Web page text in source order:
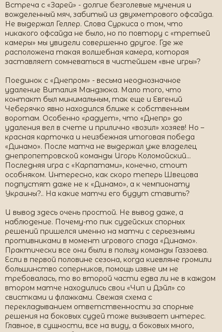
Встреча с «Зарей» - долгие безголевые мучения и
вожделенный мяч, забитый из двухметрового офсайда.
Не выдержал Геллер. Слова Суркиса о том, что
никакого офсайда не было, но по повтору с «третьей
камеры» мы увидели совершенно другое. Где же
расположена такая волшебная камера, которая
заставляет сомневаться в чистейшем «вне игры»?
Поединок с «Днепром» - весьма неоднозначное
удаление Виталия Мандзюка. Мало того, что
контакт был минимальным, так еще и Евгений
Чеберячко явно находился ближе к собственным
воротам. Особенно «радует», что «Днепр» до
удаления вел в счете и прилично «возил» хозяев! Но –
красная карточка и неизбежная итоговая победа
«Динамо». После матча не выдержал уже владелец
днепропетровской команды Игорь Коломойский…
Последняя игра с «Карпатами», конечно, стоит
особняком. Интересно, как скоро теперь Швецова
подпустят даже не к «Динамо», а к чемпионату
Украины?.. На какие матчи его будут ставить?
И вывод здесь очень простой. Не вывод даже, а
наблюдение. Почему-то пик судейских спорных
решений пришелся именно на матчи с серьезными
противниками в момент игрового спада «Динамо».
Практически все они были в пользу команды Газзаева.
Если в первой половине сезона, когда киевляне громили
большинство соперников, помощь извне им не
требовалась, то во второй части едва ли не в каждом
втором матче находились свои «Чип и Дэйл» со
свистками и флажками. Свежая схема с
перекладыванием ответственности за спорные
решения на боковых судей тоже вызывает интерес.
Главное, в сущности, все на виду, а боковых много,